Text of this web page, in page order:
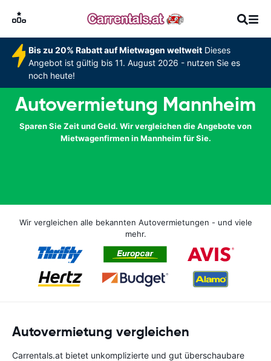
Bis zu 20% Rabatt auf Mietwagen weltweitDieses
Angebot ist gültig bis 11. August 2026 - nutzen Sie es
noch heute!
Autovermietung Mannheim
Sparen Sie Zeit und Geld. Wir vergleichen die Angebote von
Mietwagenfirmen in Mannheim für Sie.
Wir vergleichen alle bekannten Autovermietungen - und viele
mehr.
Autovermietung vergleichen
Carrentals.at bietet unkomplizierte und gut überschaubare